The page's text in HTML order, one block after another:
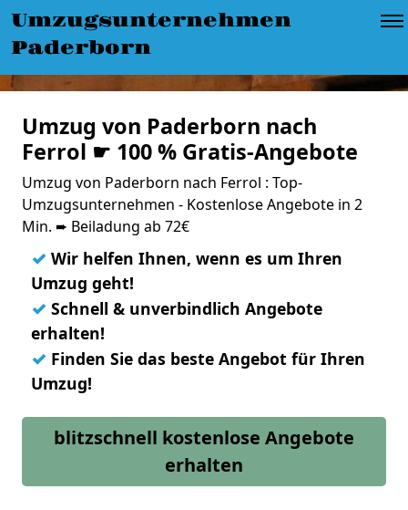
Umzugsunternehmen
Paderborn
Umzug von Paderborn nach
Ferrol ☛ 100 % Gratis-Angebote
Umzug von Paderborn nach Ferrol : Top-
Umzugsunternehmen - Kostenlose Angebote in 2
Min. ➨ Beiladung ab 72€
✓ Wir helfen Ihnen, wenn es um Ihren
Umzug geht!
✓ Schnell & unverbindlich Angebote
erhalten!
✓ Finden Sie das beste Angebot für Ihren
Umzug!
blitzschnell kostenlose Angebote
erhalten